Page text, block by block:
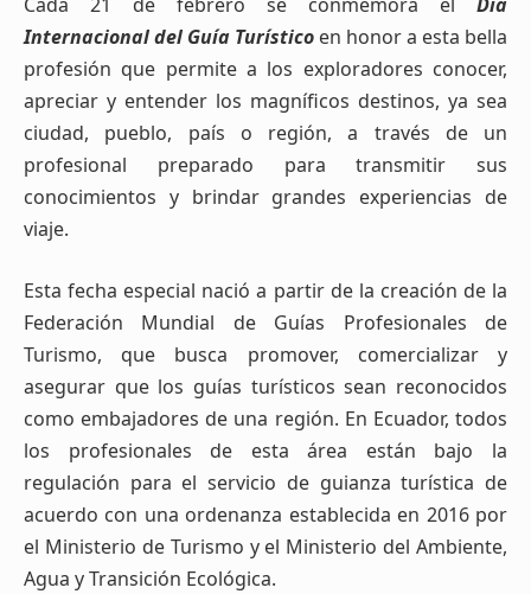
Cada 21 de febrero se conmemora el Día
Internacional del Guía Turístico en honor a esta bella
profesión que permite a los exploradores conocer,
apreciar y entender los magníficos destinos, ya sea
ciudad, pueblo, país o región, a través de un
profesional preparado para transmitir sus
conocimientos y brindar grandes experiencias de
viaje.
Esta fecha especial nació a partir de la creación de la
Federación Mundial de Guías Profesionales de
Turismo, que busca promover, comercializar y
asegurar que los guías turísticos sean reconocidos
como embajadores de una región. En Ecuador, todos
los profesionales de esta área están bajo la
regulación para el servicio de guianza turística de
acuerdo con una ordenanza establecida en 2016 por
el Ministerio de Turismo y el Ministerio del Ambiente,
Agua y Transición Ecológica.